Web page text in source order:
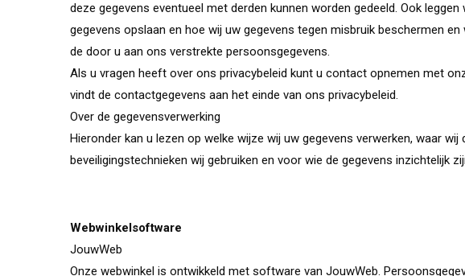
deze gegevens eventueel met derden kunnen worden gedeeld. Ook
gegevens opslaan en hoe wij uw gegevens tegen misbruik beschermen
de door u aan ons verstrekte persoonsgegevens.
Als u vragen heeft over ons privacybeleid kunt u contact opnemen met
vindt de contactgegevens aan het einde van ons privacybeleid.
Over de gegevensverwerking
Hieronder kan u lezen op welke wijze wij uw gegevens verwerken, waar wij
beveiligingstechnieken wij gebruiken en voor wie de gegevens inzichtelijk
Webwinkelsoftware
JouwWeb
Onze webwinkel is ontwikkeld met software van JouwWeb.